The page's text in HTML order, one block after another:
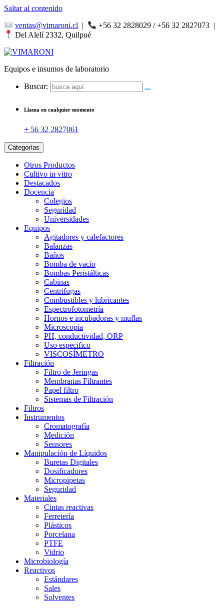
Saltar al contenido
ventas@vimaroni.cl | +56 32 2828029 / +56 32 2827073 |
Del Alelí 2332, Quilpué
Equipos e insumos de laboratorio
Buscar:
Llama en cualquier momento
+ 56 32 2827061
Categorías
Otros Productos
Cultivo in vitro
Destacados
Docencia
Colegios
Seguridad
Universidades
Equipos
Agitadores y calefactores
Balanzas
Baños
Bomba de vacío
Bombas Peristálticas
Cabinas
Centrifugas
Combustibles y lubricantes
Espectrofotometría
Hornos e incubadoras y muflas
Microscopía
PH, conductividad, ORP
Uso especifico
VISCOSÍMETRO
Filtración
Filtro de Jeringas
Membranas Filtrantes
Papel filtro
Sistemas de Filtración
Filtros
Instrumentos
Cromatografía
Medición
Sensores
Manipulación de Líquidos
Buretas Digitales
Dosificadores
Micropipetas
Seguridad
Materiales
Cintas reactivas
Ferretería
Plásticos
Porcelana
PTFE
Vidrio
Microbiología
Reactivos
Estándares
Sales
Solventes